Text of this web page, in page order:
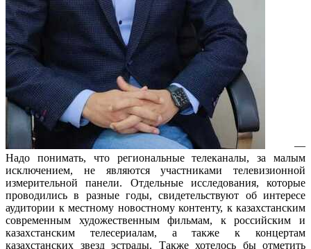
—
Надо понимать, что региональные телеканалы, за малым
исключением, не являются участниками телевизионной
измерительной панели. Отдельные исследования, которые
проводились в разные годы, свидетельствуют об интересе
аудитории к местному новостному контенту, к казахстанским
современным художественным фильмам, к российским и
казахстанским телесериалам, а также к концертам
казахстанских звезд эстрады. Также хотелось бы отметить